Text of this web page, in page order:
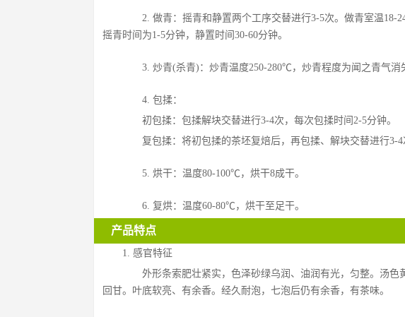
2. 做青：摇青和静置两个工序交替进行3-5次。做青室温18-
摇青时间为1-5分钟，静置时间30-60分钟。
3. 炒青(杀青)：炒青温度250-280℃，炒青程度为闻之青气消
4. 包揉：
初包揉：包揉解块交替进行3-4次，每次包揉时间2-5分钟。
复包揉：将初包揉的茶坯复焙后，再包揉、解块交替进行3-4
5. 烘干：温度80-100℃，烘干8成干。
6. 复烘：温度60-80℃，烘干至足干。
产品特点
1. 感官特征
外形条索肥壮紧实，色泽砂绿乌润、油润有光，匀整。汤色
回甘。叶底软亮、有余香。经久耐泡，七泡后仍有余香，有茶味。